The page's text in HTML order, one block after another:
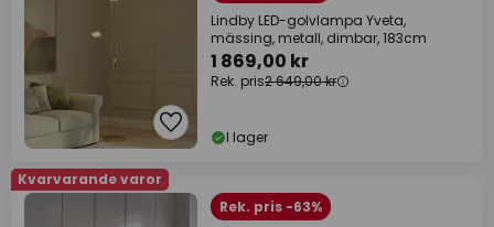
Lindby LED-golvlampa Yveta,
mässing, metall, dimbar, 183cm
1 869,00 kr
Rek. pris2 649,00 kr
I lager
Kvarvarande varor
Rek. pris -63%